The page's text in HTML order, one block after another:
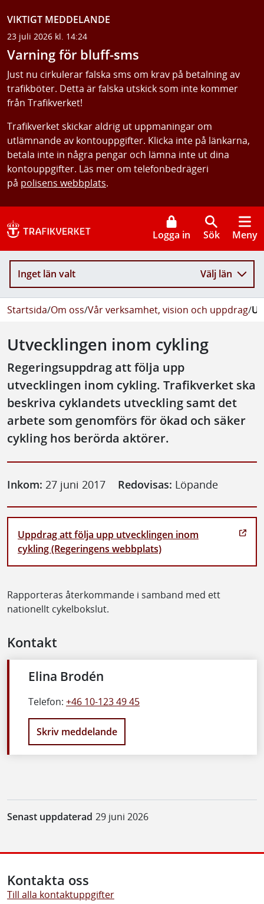
VIKTIGT MEDDELANDE
23 juli 2026 kl. 14:24
Varning för bluff-sms
Just nu cirkulerar falska sms om krav på betalning av
trafikböter. Detta är falska utskick som inte kommer
från Trafikverket!
Trafikverket skickar aldrig ut uppmaningar om
utlämnande av kontouppgifter. Klicka inte på länkarna,
betala inte in några pengar och lämna inte ut dina
kontouppgifter. Läs mer om telefonbedrägeri
på polisens webbplats.
Logga in Sök Meny
Inget län valt Välj län
Startsida/Om oss/Vår verksamhet, vision och uppdrag/
Utvecklingen inom cykling
Regeringsuppdrag att följa upp
utvecklingen inom cykling. Trafikverket ska
beskriva cyklandets utveckling samt det
arbete som genomförs för ökad och säker
cykling hos berörda aktörer.
Inkom: 27 juni 2017 Redovisas: Löpande
Uppdrag att följa upp utvecklingen inom
cykling (Regeringens webbplats)
Rapporteras återkommande i samband med ett
nationellt cykelbokslut.
Kontakt
Elina Brodén
Telefon: +46 10-123 49 45
Skriv meddelande
Senast uppdaterad 29 juni 2026
Kontakta oss
Till alla kontaktuppgifter